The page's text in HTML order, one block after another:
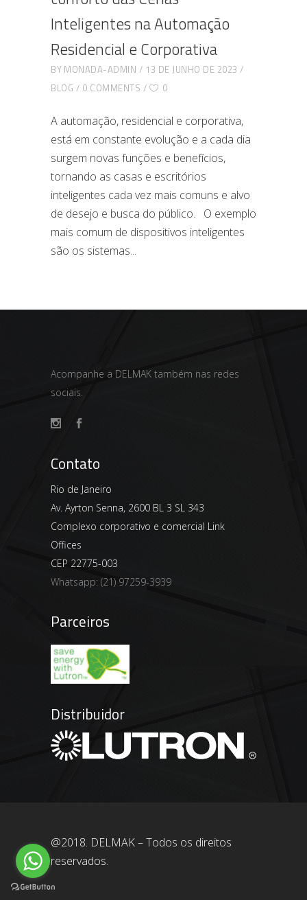
Inteligentes na Automação
Residencial e Corporativa
BY MONADA-ADMIN
13 DE JUNHO DE 2023
BLOG
0 COMMENTS 0
A automação, residencial e corporativa,
está em constante evolução e a cada dia
surgem novas funções e benefícios,
tornando as casas e escritórios
inteligentes cada vez mais comuns e alvo
de desejo e busca do público. O exemplo
mais comum de dispositivos inteligentes
são os sistemas
Acompanhe a DELMAK também nas redes
sociais.
Contato
Rio de Janeiro
Av. Ayrton Senna, 2600 BL 3 SL 343
Complexo corporativo e comercial Link
Offices
CEP 22775-003
Whatsapp: (21) 97259-3939
Parceiros
Distribuidor
@2018. DELMAK – Todos os direitos
reservados.